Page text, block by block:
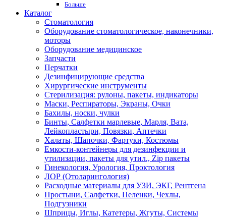
Больше
Каталог
Стоматология
Оборудование стоматологическое, наконечники,
моторы
Оборудование медицинское
Запчасти
Перчатки
Дезинфицирующие средства
Хирургические инструменты
Стерилизация: рулоны, пакеты, индикаторы
Маски, Респираторы, Экраны, Очки
Бахилы, носки, чулки
Бинты, Салфетки марлевые, Марля, Вата,
Лейкопластыри, Повязки, Аптечки
Халаты, Шапочки, Фартуки, Костюмы
Емкости-контейнеры для дезинфекции и
утилизации, пакеты для утил., Zip пакеты
Гинекология, Урология, Проктология
ЛОР (Отоларингология)
Расходные материалы для УЗИ, ЭКГ, Рентгена
Простыни, Салфетки, Пеленки, Чехлы,
Подгузники
Шприцы, Иглы, Катетеры, Жгуты, Системы